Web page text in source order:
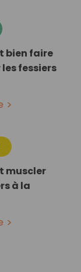
bien faire
fessiers
muscler
à la